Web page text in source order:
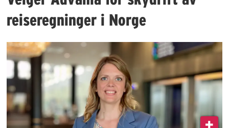
reiseregninger i Norge